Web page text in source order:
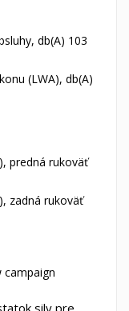
db(A) 103
(LWA), db(A)
predná rukoväť
zadná rukoväť
sily pre